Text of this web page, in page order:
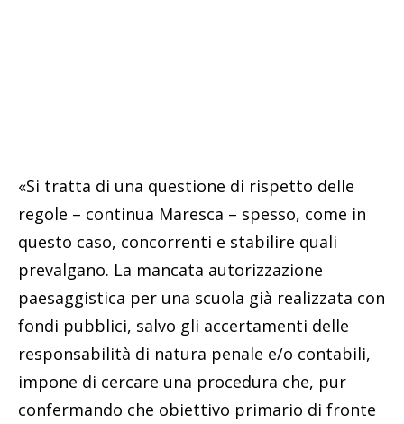
«Si tratta di una questione di rispetto delle
regole – continua Maresca – spesso, come in
questo caso, concorrenti e stabilire quali
prevalgano. La mancata autorizzazione
paesaggistica per una scuola già realizzata con
fondi pubblici, salvo gli accertamenti delle
responsabilità di natura penale e/o contabili,
impone di cercare una procedura che, pur
confermando che obiettivo primario di fronte